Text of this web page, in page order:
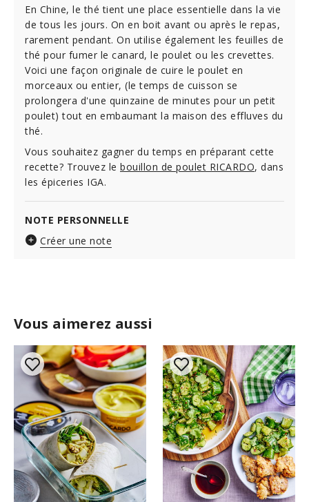
Vous aimerez aussi
En Chine, le thé tient une place essentielle dans la vie
de tous les jours. On en boit avant ou après le repas,
rarement pendant. On utilise également les feuilles de
thé pour fumer le canard, le poulet ou les crevettes.
Voici une façon originale de cuire le poulet en
morceaux ou entier, (le temps de cuisson se
prolongera d'une quinzaine de minutes pour un petit
poulet) tout en embaumant la maison des effluves du
thé.
Vous souhaitez gagner du temps en préparant cette
recette? Trouvez le bouillon de poulet RICARDO, dans
les épiceries IGA.
NOTE PERSONNELLE
Créer une note